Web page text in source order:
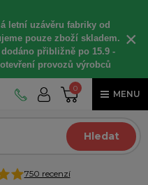
letní uzávěru fabriky od
pouze zboží skladem.
přibližně po 15.9 -
provozů výrobců
×
0
MENU
Hledat
750 recenzí